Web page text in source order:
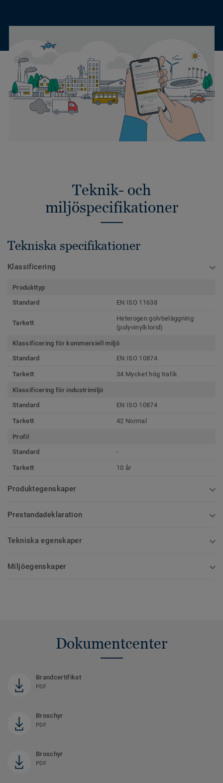
Teknik- och
miljöspecifikationer
Tekniska specifikationer
Klassificering
Produkttyp
Standard
EN ISO 11638
Tarkett
Heterogen golvbeläggning
(polyvinylklorid)
Klassificering för kommersiell miljö
Standard
EN ISO 10874
Tarkett 34 Mycket hög trafik
Klassificering för industrimiljö
Standard
EN ISO 10874
Tarkett 42 Normal
Profil
Standard
-
Tarkett 10 år
Produktegenskaper
Prestandadeklaration
Tekniska egenskaper
Miljöegenskaper
Dokumentcenter
Brandcertifikat
PDF
Broschyr
PDF
Broschyr
PDF